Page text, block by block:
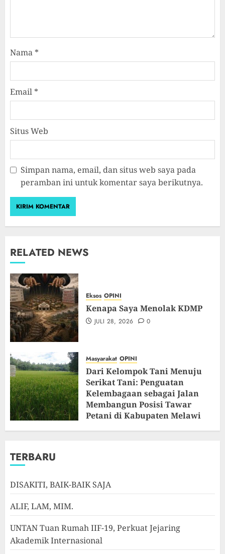
Nama *
Email *
Situs Web
Simpan nama, email, dan situs web saya pada
peramban ini untuk komentar saya berikutnya.
RELATED NEWS
Eksos OPINI
Kenapa Saya Menolak KDMP
JULI 28, 2026 0
Masyarakat OPINI
Dari Kelompok Tani Menuju
Serikat Tani: Penguatan
Kelembagaan sebagai Jalan
Membangun Posisi Tawar
Petani di Kabupaten Melawi
TERBARU
DISAKITI, BAIK-BAIK SAJA
ALIF, LAM, MIM.
UNTAN Tuan Rumah IIF-19, Perkuat Jejaring
Akademik Internasional